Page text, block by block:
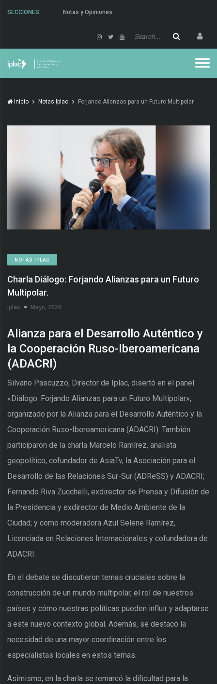
SECCIONES: Actividades
Inicio Notas Iplac Forjando Alianzas para un Futuro Multipolar.
NOTAS IPLAC
Charla Diálogo: Forjando Alianzas para un Futuro
Multipolar.
Iplac Mayo, 2024
Alianza para el Desarrollo Auténtico y
la Cooperación Ruso-Iberoamericana
(ADACRI)
Silvano Pascuzzo, Director de Iplac, disertó en el panel
«Diálogo: Forjando Alianzas para un Futuro Multipolar»,
organizado por la Alianza para el Desarrollo Auténtico y la
Cooperación Ruso-Iberoamericana (ADACRI). También
participaron de la charla Marcelo Ramírez, analista
geopolítico, cofundador de AsiaTv, la Asociación para el
Desarrollo de las Relaciones Sur-Sur (ADReSS) y ADACRI;
Fernando Riva Zucchelli, exdirector de Prensa y Difusión de
la Presidencia y exdirector de Medio Ambiente de la
Ciudad; y como moderadora Azul Selene Ramírez,
Licenciada en Relaciones Internacionales y cofundadora de
ADACRI.
En el debate se discutieron temas cruciales sobre la
construcción de un mundo multipolar, el rol de nuestros
países y cómo nuestras políticas pueden influir y adaptarse
a este nuevo contexto global. Además, se destacó la
necesidad de una mayor coordinación entre los
especialistas locales en estos temas.
Asimismo, en la charla se remarcó la dificultad para la